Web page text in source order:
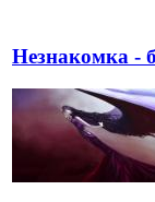
Незнакомка -